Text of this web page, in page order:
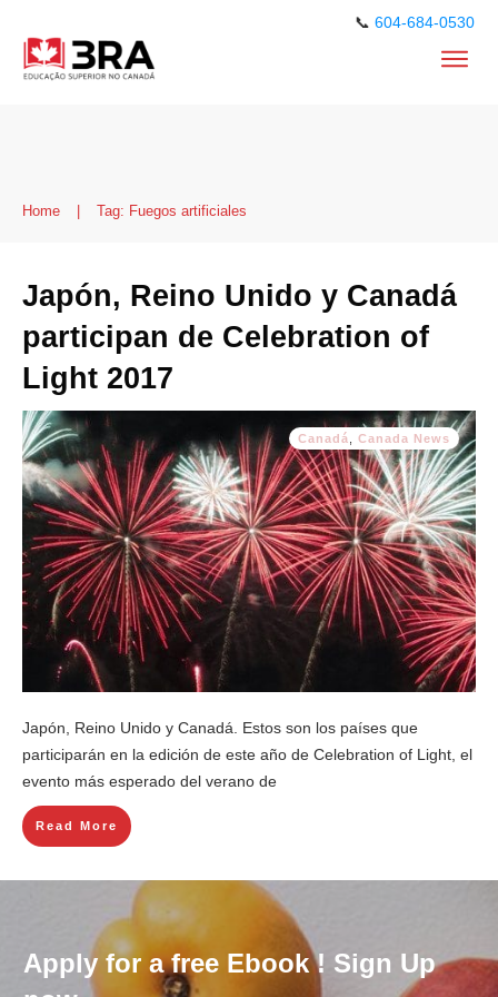
📞 604-684-0530
Home | Tag: Fuegos artificiales
Japón, Reino Unido y Canadá
participan de Celebration of
Light 2017
Canadá Canada News
Japón, Reino Unido y Canadá. Estos son los países que
participarán en la edición de este año de Celebration of Light, el
evento más esperado del verano de
Read More
Apply for a free Ebook ! Sign Up